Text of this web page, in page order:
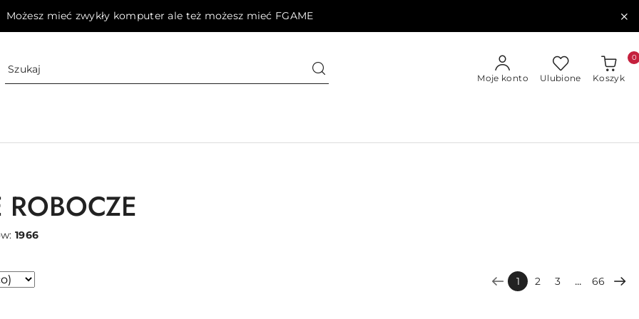
Możesz mieć zwykły komputer ale też możesz mieć FGAME
Moje konto Ulubione Koszyk
0
ROBOCZE
1966
1 2 3 ... 66